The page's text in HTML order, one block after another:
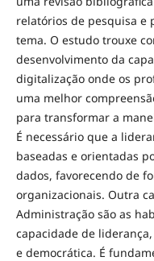
relatórios de pesquisa e
tema. O estudo trouxe
desenvolvimento da
digitalização onde os
uma melhor
para transformar a
É necessário que a
baseadas e orientadas
dados, favorecendo de
organizacionais. Outra
Administração são as
capacidade de
e democrática. É